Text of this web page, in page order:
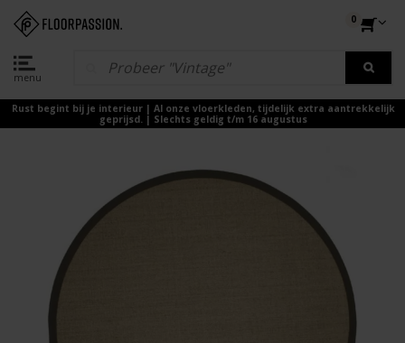
menu
0
Rust begint bij je interieur | Al onze vloerkleden, tijdelijk extra aantrekkelijk
geprijsd. | Slechts geldig t/m 16 augustus